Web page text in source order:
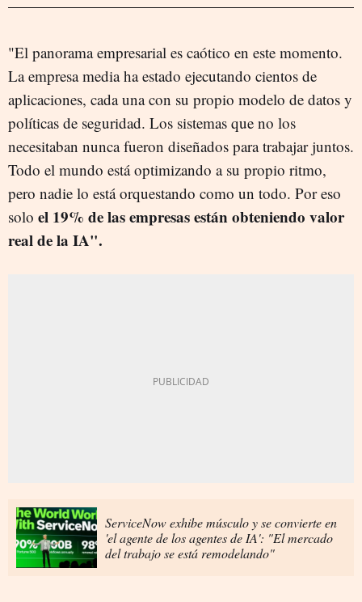
"El panorama empresarial es caótico en este momento.
La empresa media ha estado ejecutando cientos de
aplicaciones, cada una con su propio modelo de datos y
políticas de seguridad. Los sistemas que no los
necesitaban nunca fueron diseñados para trabajar juntos.
Todo el mundo está optimizando a su propio ritmo,
pero nadie lo está orquestando como un todo. Por eso
solo el 19% de las empresas están obteniendo valor
real de la IA".
ServiceNow exhibe músculo y se convierte en
'el agente de los agentes de IA': "El mercado
del trabajo se está remodelando"